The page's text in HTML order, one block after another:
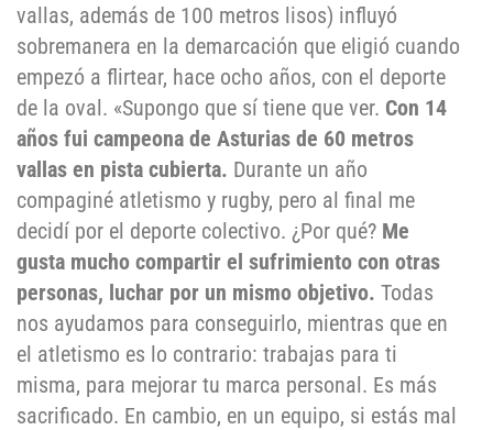
vallas, además de 100 metros lisos) influyó
sobremanera en la demarcación que eligió cuando
empezó a flirtear, hace ocho años, con el deporte
de la oval. «Supongo que sí tiene que ver. Con 14
años fui campeona de Asturias de 60 metros
vallas en pista cubierta. Durante un año
compaginé atletismo y rugby, pero al final me
decidí por el deporte colectivo. ¿Por qué? Me
gusta mucho compartir el sufrimiento con otras
personas, luchar por un mismo objetivo. Todas
nos ayudamos para conseguirlo, mientras que en
el atletismo es lo contrario: trabajas para ti
misma, para mejorar tu marca personal. Es más
sacrificado. En cambio, en un equipo, si estás mal